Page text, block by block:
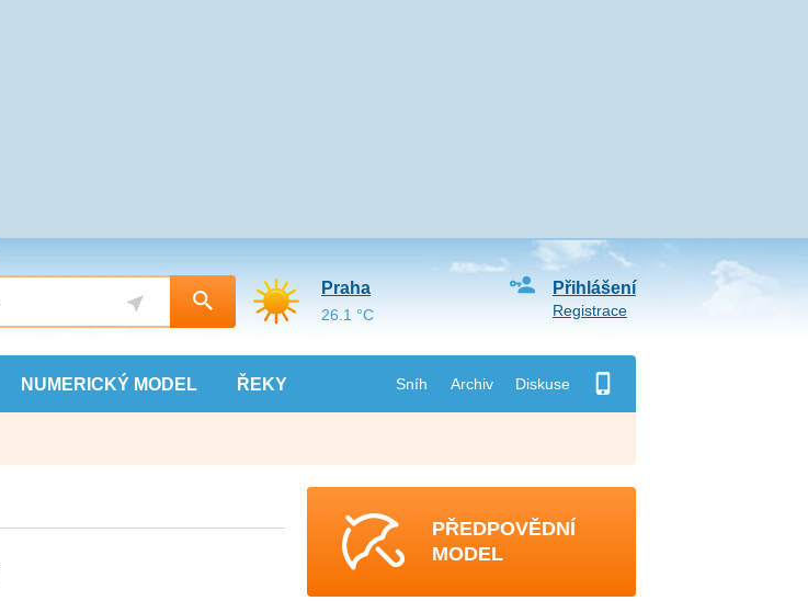
NUMERICKÝ MODEL ŘEKY Sníh Archiv Diskuse
Přihlášení
Registrace
Praha
26.1 °C
PŘEDPOVĚDNÍ
MODEL